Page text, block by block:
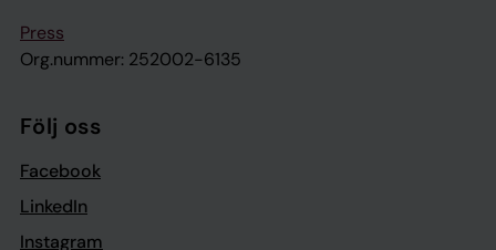
Press
Org.nummer: 252002-6135
Följ oss
Facebook
LinkedIn
Instagram